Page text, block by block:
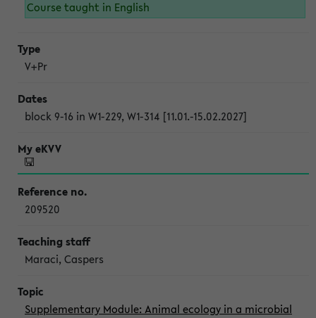
Course taught in English
V+Pr
block 9-16 in W1-229, W1-314 [11.01.-15.02.2027]
209520
Maraci, Caspers
Supplementary Module: Animal ecology in a microbial